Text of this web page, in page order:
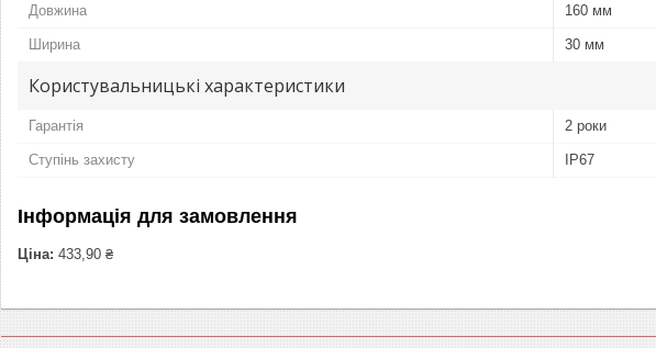
Довжина 160 мм
Ширина 30 мм
Користувальницькі характеристики
Гарантія 2 роки
Ступінь захисту IP67
Інформація для замовлення
Ціна: 433,90 ₴